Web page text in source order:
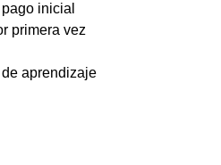
inicial
primera vez
aprendizaje